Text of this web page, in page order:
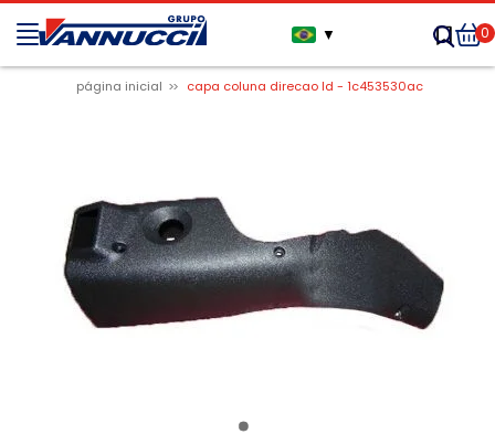
▼ 0
página inicial capa coluna direcao ld - 1c453530ac